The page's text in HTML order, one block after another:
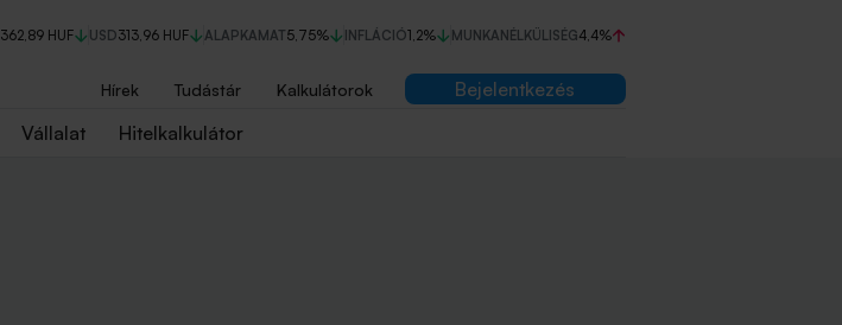
362,89 HUF USD313,96 HUF ALAPKAMAT5,75% INFLÁCIÓ1,2% MUNKANÉLKÜLISÉG4,4%
Hírek Tudástár Kalkulátorok
Bejelentkezés
Vállalat Hitelkalkulátor